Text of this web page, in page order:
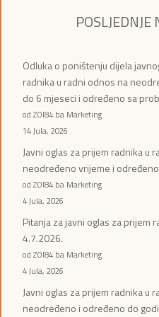
POSLJEDNJE
Odluka o poništenju dijela
radnika u radni odnos na
do 6 mjeseci i određeno sa
od ZOI84.ba Marketing
14 Jula, 2026
Javni oglas za prijem radnika u
neodređeno vrijeme i
od ZOI84.ba Marketing
4 Jula, 2026
Pitanja za javni oglas za prijem
4.7.2026.
od ZOI84.ba Marketing
4 Jula, 2026
Javni oglas za prijem radnika u
neodređeno i određeno do